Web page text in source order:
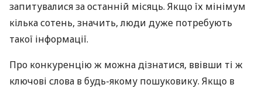
запитувалися за останній місяць. Якщо їх мінімум
кілька сотень, значить, люди дуже потребують
такої інформації.
Про конкуренцію ж можна дізнатися, ввівши ті ж
ключові слова в будь-якому пошуковику. Якщо в